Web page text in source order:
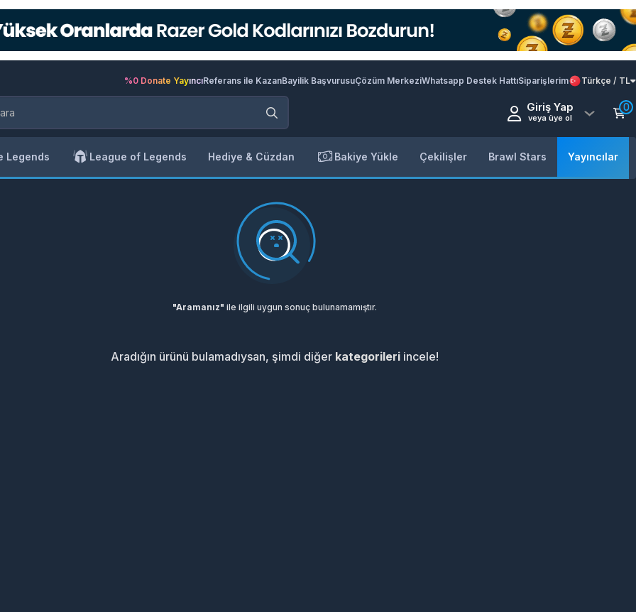
%0 Donate YayıncıReferans ile KazanBayilik BaşvurusuÇözüm MerkeziWhatsapp Destek HattıSiparişlerim Türkçe / TL
Giriş Yap
veya üye ol
0
Legends League of Legends Hediye & Cüzdan Bakiye Yükle Çekilişler Brawl Stars Yayıncılar
"Aramanız" ile ilgili uygun sonuç bulunamamıştır.
Aradığın ürünü bulamadıysan, şimdi diğer kategorileri incele!